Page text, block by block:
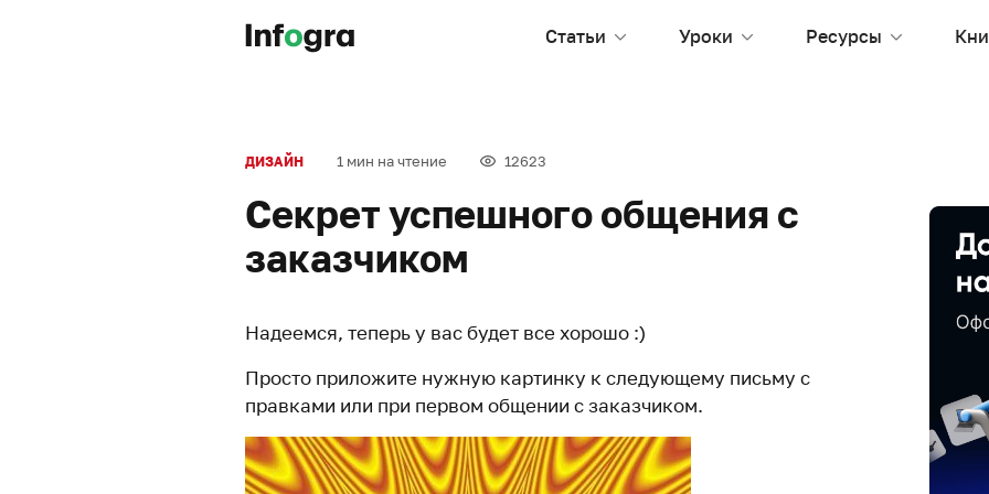
Статьи Уроки Ресурсы
ДИЗАЙН 1 мин на чтение 12623
Секрет успешного общения с
заказчиком
Надеемся, теперь у вас будет все хорошо :)
Просто приложите нужную картинку к следующему письму с
правками или при первом общении с заказчиком.